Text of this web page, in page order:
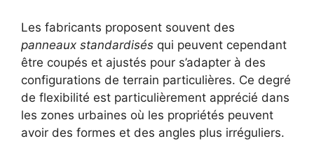
Les fabricants proposent souvent des
panneaux standardisés qui peuvent cependant
être coupés et ajustés pour s’adapter à des
configurations de terrain particulières. Ce degré
de flexibilité est particulièrement apprécié dans
les zones urbaines où les propriétés peuvent
avoir des formes et des angles plus irréguliers.